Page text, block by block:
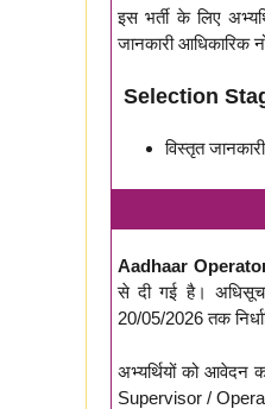
इस भर्ती के लिए
जानकारी आधिकारिक
Selection
विस्तृत
Aadhaar
से दी गई है।
20/05/2026 तक
अभ्यर्थियों को आवेदन
Supervisor /